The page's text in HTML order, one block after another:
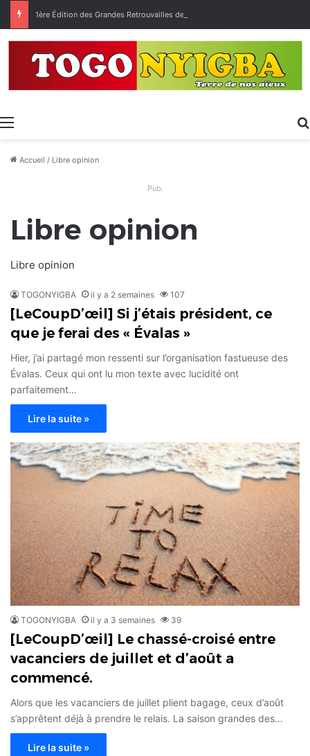
Menu
Accueil / Libre opinion
Pub.
Libre opinion
Libre opinion
TOGONYIGBA il y a 2 semaines 107
[LeCoupD’œil] Si j’étais président, ce
que je ferai des « Évalas »
Hier, j’ai partagé mon ressenti sur l’organisation fastueuse des
Évalas. Ceux qui ont lu mon texte avec lucidité ont
parfaitement…
Lire la suite »
TOGONYIGBA il y a 3 semaines 39
[LeCoupD’œil] Le chassé-croisé entre
vacanciers de juillet et d’août a
commencé.
Alors que les vacanciers de juillet plient bagage, ceux d’août
s’apprêtent déjà à prendre le relais. La saison grandes des…
Lire la suite »